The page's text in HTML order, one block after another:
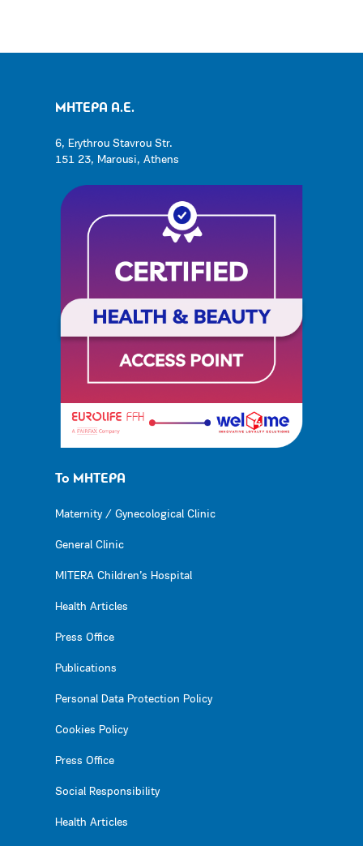
ΜΗΤΕΡΑ Α.Ε.
6, Erythrou Stavrou Str.
151 23, Marousi, Athens
Το ΜΗΤΕΡΑ
Maternity / Gynecological Clinic
General Clinic
MITERA Children’s Hospital
Health Articles
Press Office
Publications
Personal Data Protection Policy
Cookies Policy
Press Office
Social Responsibility
Health Articles